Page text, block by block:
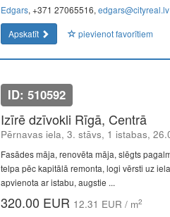
Edgars, +371 27065516, edgars@cityreal.lv
Apskatīt
pievienot favorītiem
ID: 510592
Izīrē dzīvokli Rīgā, Centrā
Pērnavas iela, 3. stāvs, 1 istabas,
Fasādes māja, renovēta māja, slēgts
telpa pēc kapitālā remonta, logi vērsti uz
apvienota ar istabu, augstie ...
320.00 EUR 12.31 EUR / m2